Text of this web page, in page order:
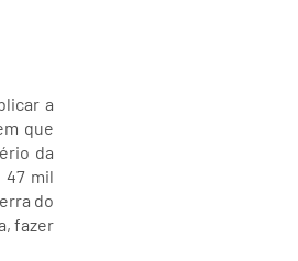
a
que
da
47 mil
do
fazer